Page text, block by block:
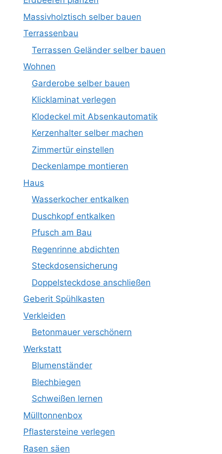
Massivholztisch selber bauen
Terrassenbau
Terrassen Geländer selber bauen
Wohnen
Garderobe selber bauen
Klicklaminat verlegen
Klodeckel mit Absenkautomatik
Kerzenhalter selber machen
Zimmertür einstellen
Deckenlampe montieren
Haus
Wasserkocher entkalken
Duschkopf entkalken
Pfusch am Bau
Regenrinne abdichten
Steckdosensicherung
Doppelsteckdose anschließen
Geberit Spühlkasten
Verkleiden
Betonmauer verschönern
Werkstatt
Blumenständer
Blechbiegen
Schweißen lernen
Mülltonnenbox
Pflastersteine verlegen
Rasen säen